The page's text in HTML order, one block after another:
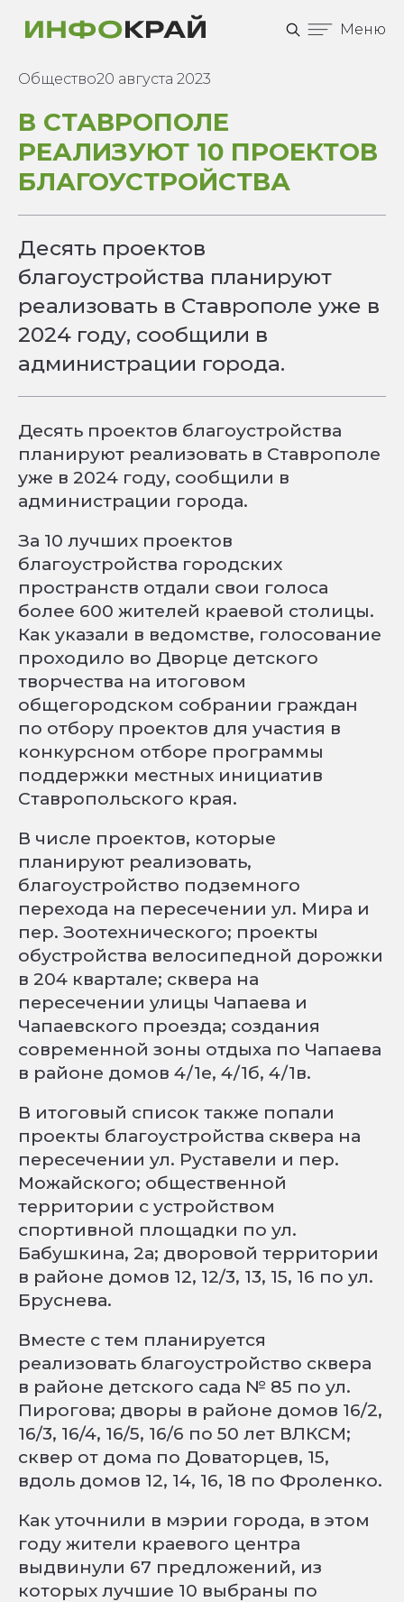
Меню
Общество20 августа 2023
В СТАВРОПОЛЕ
РЕАЛИЗУЮТ 10 ПРОЕКТОВ
БЛАГОУСТРОЙСТВА
Десять проектов
благоустройства планируют
реализовать в Ставрополе уже в
2024 году, сообщили в
администрации города.
Десять проектов благоустройства
планируют реализовать в Ставрополе
уже в 2024 году, сообщили в
администрации города.
За 10 лучших проектов
благоустройства городских
пространств отдали свои голоса
более 600 жителей краевой столицы.
Как указали в ведомстве, голосование
проходило во Дворце детского
творчества на итоговом
общегородском собрании граждан
по отбору проектов для участия в
конкурсном отборе программы
поддержки местных инициатив
Ставропольского края.
В числе проектов, которые
планируют реализовать,
благоустройство подземного
перехода на пересечении ул. Мира и
пер. Зоотехнического; проекты
обустройства велосипедной дорожки
в 204 квартале; сквера на
пересечении улицы Чапаева и
Чапаевского проезда; создания
современной зоны отдыха по Чапаева
в районе домов 4/1е, 4/1б, 4/1в.
В итоговый список также попали
проекты благоустройства сквера на
пересечении ул. Руставели и пер.
Можайского; общественной
территории с устройством
спортивной площадки по ул.
Бабушкина, 2а; дворовой территории
в районе домов 12, 12/3, 13, 15, 16 по ул.
Бруснева.
Вместе с тем планируется
реализовать благоустройство сквера
в районе детского сада № 85 по ул.
Пирогова; дворы в районе домов 16/2,
16/3, 16/4, 16/5, 16/6 по 50 лет ВЛКСМ;
сквер от дома по Доваторцев, 15,
вдоль домов 12, 14, 16, 18 по Фроленко.
Как уточнили в мэрии города, в этом
году жители краевого центра
выдвинули 67 предложений, из
которых лучшие 10 выбраны по